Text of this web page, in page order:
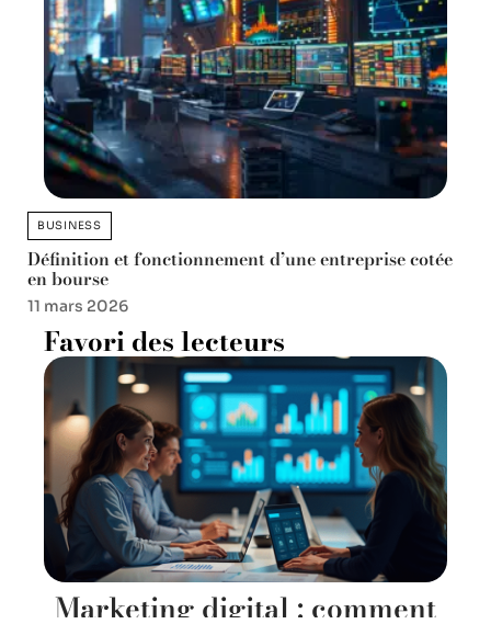
BUSINESS
Définition et fonctionnement d’une entreprise cotée
en bourse
11 mars 2026
Favori des lecteurs
Marketing digital : comment